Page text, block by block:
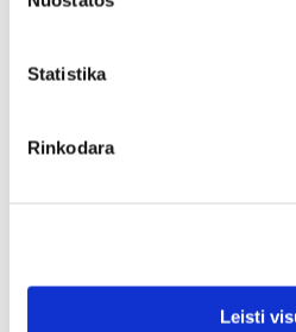
Statistika
Rinkodara
Leisti